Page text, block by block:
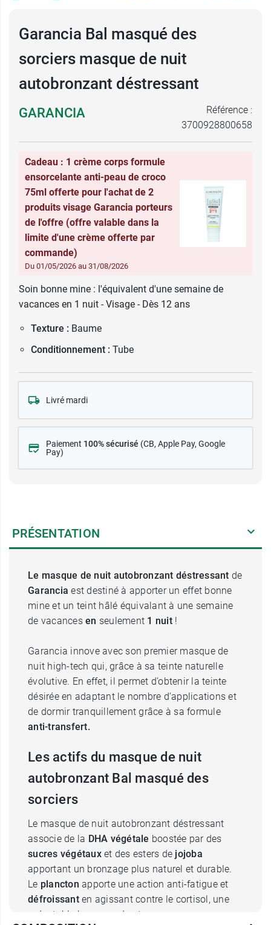
Garancia Bal masqué des
sorciers masque de nuit
autobronzant déstressant
GARANCIA
Référence :
3700928800658
Cadeau : 1 crème corps formule
ensorcelante anti-peau de croco
75ml offerte pour l'achat de 2
produits visage Garancia porteurs
de l'offre (offre valable dans la
limite d'une crème offerte par
commande)
Du 01/05/2026 au 31/08/2026
Soin bonne mine : l'équivalent d'une semaine de
vacances en 1 nuit - Visage - Dès 12 ans
Texture : Baume
Conditionnement : Tube
Livré mardi
Paiement 100% sécurisé (CB, Apple Pay, Google
Pay)
PRÉSENTATION
Le masque de nuit autobronzant déstressant de
Garancia est destiné à apporter un effet bonne
mine et un teint hâlé équivalant à une semaine
de vacances en seulement 1 nuit!
Garancia innove avec son premier masque de
nuit high-tech qui, grâce à sa teinte naturelle
évolutive. En effet, il permet d’obtenir la teinte
désirée en adaptant le nombre d’applications et
de dormir tranquillement grâce à sa formule
anti-transfert.
Les actifs du masque de nuit
autobronzant Bal masqué des
sorciers
Le masque de nuit autobronzant déstressant
associe de la DHA végétale boostée par des
sucres végétauxet des esters de jojoba
apportant un bronzage plus naturel et durable.
Le plancton apporte une action anti-fatigue et
défroissanten agissant contre le cortisol, une
redoutable hormone du stress.